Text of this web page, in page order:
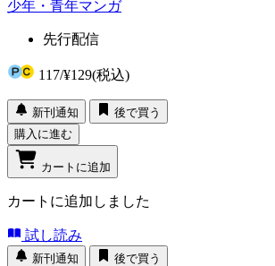
少年・青年マンガ
先行配信
117/¥129(税込)
新刊通知
後で買う
購入に進む
カートに追加
カートに追加しました
試し読み
新刊通知 後で買う